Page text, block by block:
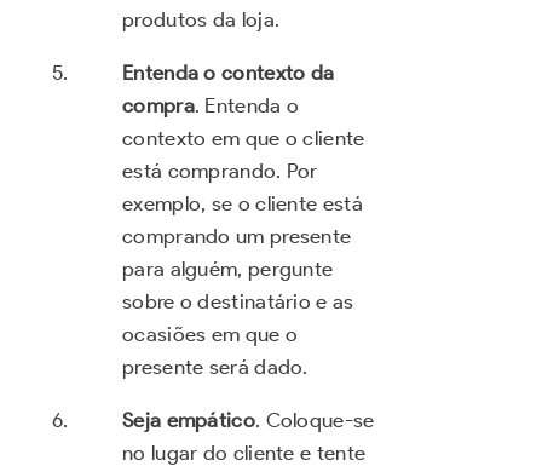
produtos da loja.
Entenda o contexto da
compra. Entenda o
contexto em que o cliente
está comprando. Por
exemplo, se o cliente está
comprando um presente
para alguém, pergunte
sobre o destinatário e as
ocasiões em que o
presente será dado.
Seja empático. Coloque-se
no lugar do cliente e tente